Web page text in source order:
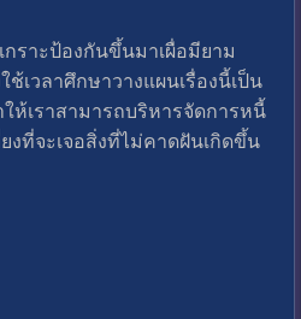
ราะป้องกันขึ้นมาเผื่อมียาม
ช้เวลาศึกษาวางแผนเรื่องนี้เป็น
ห้เราสามารถบริหารจัดการหนี้
งที่จะเจอสิ่งที่ไม่คาดฝันเกิดขึ้น